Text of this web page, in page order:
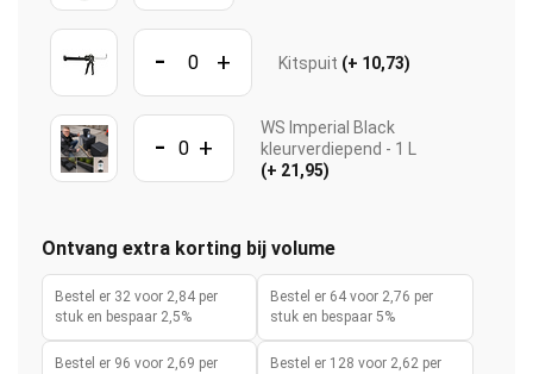
- + Kitspuit (+ 10,73)
- +
WS Imperial Black
kleurverdiepend - 1 L
(+ 21,95)
Ontvang extra korting bij volume
Bestel er 32 voor 2,84 per
stuk en bespaar 2,5%
Bestel er 64 voor 2,76 per
stuk en bespaar 5%
Bestel er 96 voor 2,69 per
Bestel er 128 voor 2,62 per